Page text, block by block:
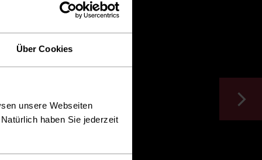
Über Cookies
unsere Webseiten
haben Sie jederzeit